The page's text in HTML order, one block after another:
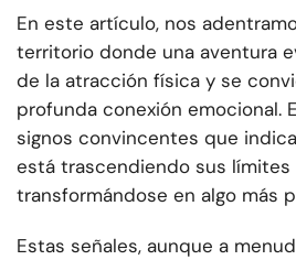
En este artículo, nos
territorio donde una aventura
de la atracción física y se
profunda conexión emocional.
signos convincentes que
está trascendiendo sus límites
transformándose en algo más
Estas señales, aunque a